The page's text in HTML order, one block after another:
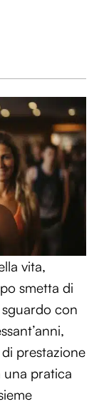
vita,
smetta di
con
prestazione
una pratica